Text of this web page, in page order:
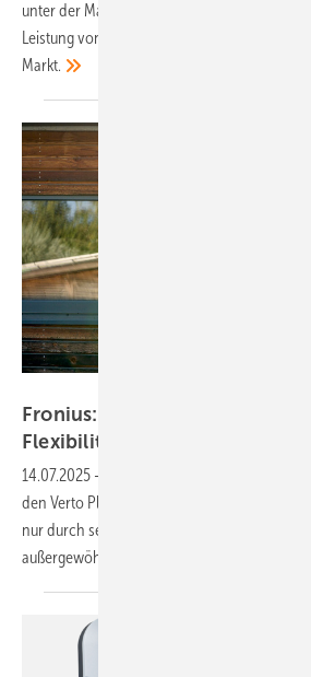
unter der Marke Solis einen neuen
Leistung von 125 Kilowatt für gewerbliche
Markt.
Fronius: Notstromfähiger
Flexibilität
14.07.2025 -
den Verto Plus. Dieser neue Hybrid-
nur durch seine Notstromversorgung aus,
außergewöhnliche Flexibilität im